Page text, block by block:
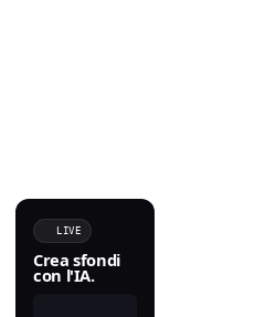
LIVE
Crea sfondi
con l'IA.